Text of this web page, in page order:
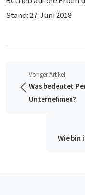
Stand: 27. Juni 2018
Voriger Artikel
Was bedeutet
Unternehmen?
Wie bin